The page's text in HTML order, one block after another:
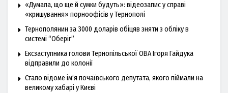
«Думала, що ще й сумки будуть»: відеозапис у справі
«кришування» порноофісів у Тернополі
Тернополянин за 3000 доларів обіцяв зняти з обліку в
системі “Оберіг”
Ексзаступника голови Тернопільської ОВА Ігоря Гайдука
відправили до колонії
Стало відоме ім’я почаївського депутата, якого піймали на
великому хабарі у Києві